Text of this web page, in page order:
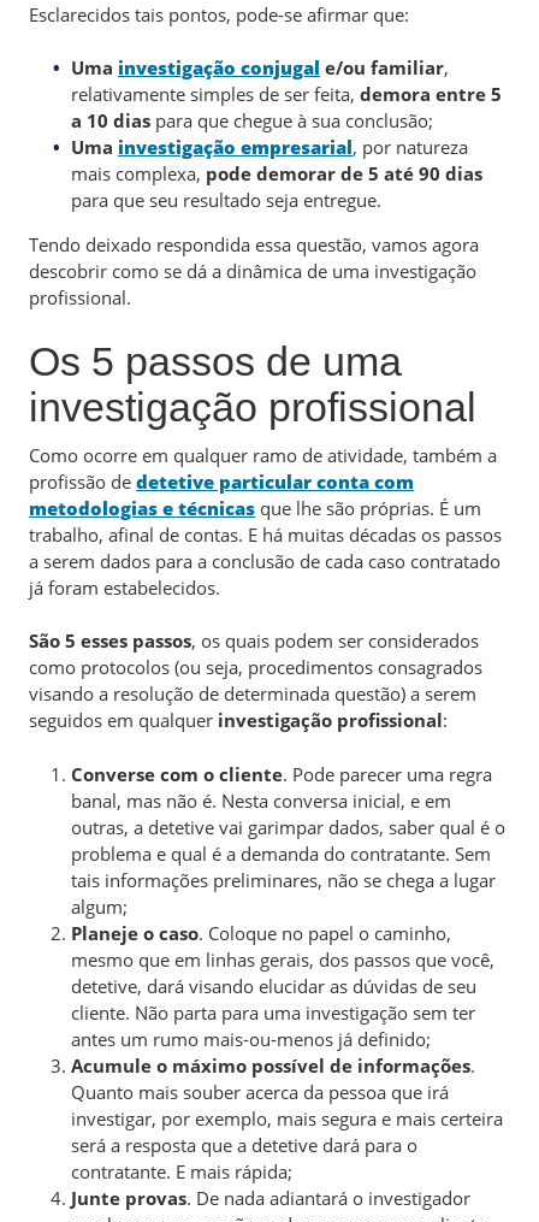
Esclarecidos tais pontos, pode-se afirmar que:
Uma investigação conjugal e/ou familiar,
relativamente simples de ser feita, demora entre 5
a 10 dias para que chegue à sua conclusão;
Uma investigação empresarial, por natureza
mais complexa, pode demorar de 5 até 90 dias
para que seu resultado seja entregue.
Tendo deixado respondida essa questão, vamos agora
descobrir como se dá a dinâmica de uma investigação
profissional.
Os 5 passos de uma
investigação profissional
Como ocorre em qualquer ramo de atividade, também a
profissão de detetive particular conta com
metodologias e técnicas que lhe são próprias. É um
trabalho, afinal de contas. E há muitas décadas os passos
a serem dados para a conclusão de cada caso contratado
já foram estabelecidos.
São 5 esses passos, os quais podem ser considerados
como protocolos (ou seja, procedimentos consagrados
visando a resolução de determinada questão) a serem
seguidos em qualquer investigação profissional:
Converse com o cliente. Pode parecer uma regra
banal, mas não é. Nesta conversa inicial, e em
outras, a detetive vai garimpar dados, saber qual é o
problema e qual é a demanda do contratante. Sem
tais informações preliminares, não se chega a lugar
algum;
Planeje o caso. Coloque no papel o caminho,
mesmo que em linhas gerais, dos passos que você,
detetive, dará visando elucidar as dúvidas de seu
cliente. Não parta para uma investigação sem ter
antes um rumo mais-ou-menos já definido;
Acumule o máximo possível de informações.
Quanto mais souber acerca da pessoa que irá
investigar, por exemplo, mais segura e mais certeira
será a resposta que a detetive dará para o
contratante. E mais rápida;
Junte provas. De nada adiantará o investigador